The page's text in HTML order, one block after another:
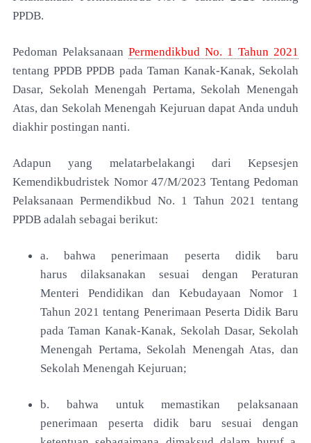
PPDB.
Pedoman Pelaksanaan Permendikbud No. 1 Tahun 2021
tentang PPDBPPDB pada Taman Kanak-Kanak, Sekolah
Dasar, Sekolah Menengah Pertama, Sekolah Menengah
Atas, dan Sekolah Menengah Kejuruan dapat Anda unduh
diakhir postingan nanti.
Adapun yang melatarbelakangi dari Kepsesjen
Kemendikbudristek Nomor 47/M/2023 Tentang Pedoman
Pelaksanaan Permendikbud No. 1 Tahun 2021 tentang
PPDB adalah sebagai berikut:
a. bahwa penerimaan peserta didik baru
harus dilaksanakan sesuai dengan Peraturan
Menteri Pendidikan dan Kebudayaan Nomor 1
Tahun 2021tentang Penerimaan Peserta Didik Baru
pada TamanKanak-Kanak, Sekolah Dasar, Sekolah
Menengah Pertama, Sekolah Menengah Atas, dan
Sekolah Menengah Kejuruan;
b. bahwa untuk memastikan pelaksanaan
penerimaan peserta didik baru sesuai dengan